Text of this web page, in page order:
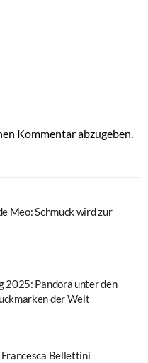
Kommentar abzugeben.
Meo: Schmuck wird zur
2025: Pandora unter den
der Welt
Bellettini